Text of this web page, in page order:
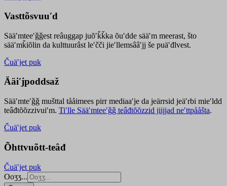
Vasttõsvuuʹd
Sääʹmteeʹǧǧest reâuggap juõʹǩǩka õuʹdde sääʹm meerast, što
sääʹmǩiõlin da kulttuurâst leʹčči jieʹllemsââʹjj še puäʹđlvest.
Čuäʹjet puk
Ääiʹjpoddsaž
Sääʹmteʹǧǧ mušttal tååimees pirr mediaaʹje da jeärrsid jeäʹrbi mieʹldd
teâđtõõzzivuiʹm. Tiʹlle Sääʹmteeʹǧǧ teâđtõõzzid jiijjad neʹttpååšta.
Čuäʹjet puk
Õhttvuõtt-teâđ
Čuäʹjet puk
Ooʒʒ...